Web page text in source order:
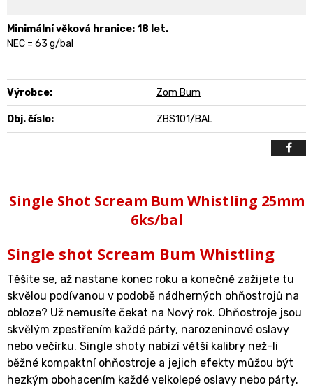
Minimální věková hranice: 18 let.
NEC = 63 g/bal
Výrobce: Zom Bum
Obj. číslo: ZBS101/BAL
Single Shot Scream Bum Whistling 25mm
6ks/bal
Single shot Scream Bum Whistling
Těšíte se, až nastane konec roku a konečně zažijete tu
skvělou podívanou v podobě nádherných ohňostrojů na
obloze? Už nemusíte čekat na Nový rok. Ohňostroje jsou
skvělým zpestřením každé párty, narozeninové oslavy
nebo večírku. Single shoty nabízí větší kalibry než-li
běžné kompaktní ohňostroje a jejich efekty můžou být
hezkým obohacením každé velkolepé oslavy nebo párty.